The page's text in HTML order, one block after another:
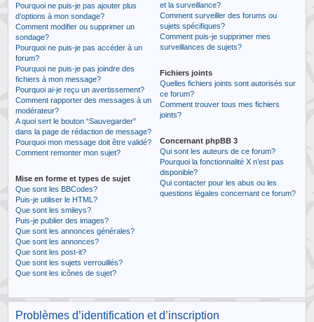
Pourquoi ne puis-je pas ajouter plus
d’options à mon sondage?
Comment modifier ou supprimer un
sondage?
Pourquoi ne puis-je pas accéder à un
forum?
Pourquoi ne puis-je pas joindre des
fichiers à mon message?
Pourquoi ai-je reçu un avertissement?
Comment rapporter des messages à un
modérateur?
A quoi sert le bouton “Sauvegarder”
dans la page de rédaction de message?
Pourquoi mon message doit être validé?
Comment remonter mon sujet?
Mise en forme et types de sujet
Que sont les BBCodes?
Puis-je utiliser le HTML?
Que sont les smileys?
Puis-je publier des images?
Que sont les annonces générales?
Que sont les annonces?
Que sont les post-it?
Que sont les sujets verrouillés?
Que sont les icônes de sujet?
et la surveillance?
Comment surveiller des forums ou
sujets spécifiques?
Comment puis-je supprimer mes
surveillances de sujets?
Fichiers joints
Quelles fichiers joints sont autorisés sur
ce forum?
Comment trouver tous mes fichiers
joints?
Concernant phpBB 3
Qui sont les auteurs de ce forum?
Pourquoi la fonctionnalité X n’est pas
disponible?
Qui contacter pour les abus ou les
questions légales concernant ce forum?
Problèmes d’identification et d’inscription